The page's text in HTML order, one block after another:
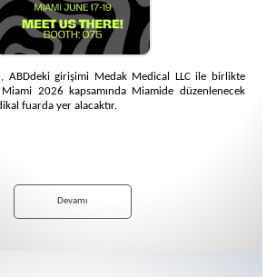
ABDdeki girişimi Medak Medical LLC ile birlikte
2026 kapsamında Miamide düzenlenecek
fuarda yer alacaktır.
Devamı